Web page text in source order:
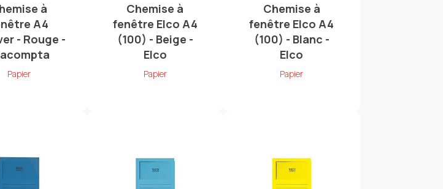
à
A4
- Rouge -
Papier
Chemise à
fenêtre Elco A4
(100) - Beige -
Elco
Papier
Chemise à
fenêtre Elco A4
(100) - Blanc -
Elco
Papier